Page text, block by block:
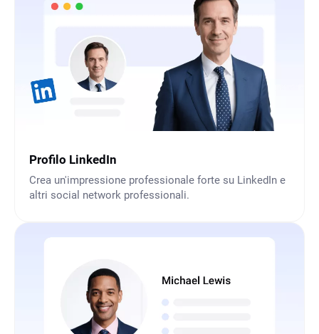
Profilo LinkedIn
Crea un'impressione professionale forte su LinkedIn e
altri social network professionali.